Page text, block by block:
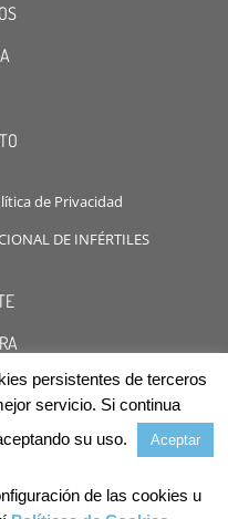
de Privacidad
DE INFÉRTILES
persistentes de terceros
servicio. Si continua
su uso.
Aceptar
de las cookies u